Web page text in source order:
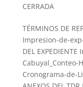
CERRADA
TÉRMINOS DE
Impresion-de-
DEL
Cabuyal_Conteo-
Cronograma-de-